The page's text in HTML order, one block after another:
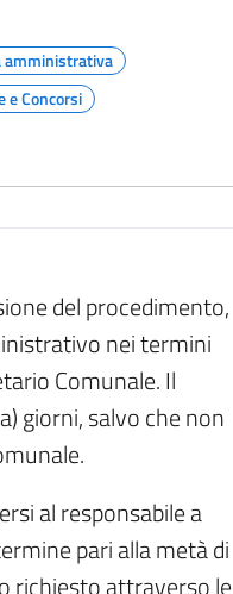
amministrativa
e Concorsi
del procedimento,
nei termini
Comunale. Il
giorni, salvo che non
al responsabile a
pari alla metà di
richiesto attraverso le